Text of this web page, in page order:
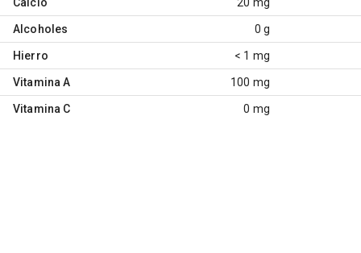
Alcoholes 0 g
Hierro < 1 mg
Vitamina A 100 mg
Vitamina C 0 mg